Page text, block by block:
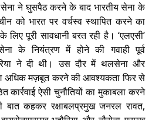
ने घुसपैठ करने के बाद भारतीय सेना के
को भारत पर वर्चस्व स्थापित करने का
पूरी सावधानी बरत रही है। ‘एलएसी’
के नियंत्रण में होने की गवाही पूर्व
ने दी थी। उस दौर में थलसेना और
अधिक मज़बूत करने की आवश्‍यकता फिर से
कार्रवाई ऐसी चुनौतियों का मुकाबला करने
कहकर रक्षाबलप्रमुख जनरल रावत,